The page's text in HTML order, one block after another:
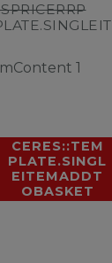
1
CERES::TEM
PLATE.SINGL
EITEMADDT
OBASKET